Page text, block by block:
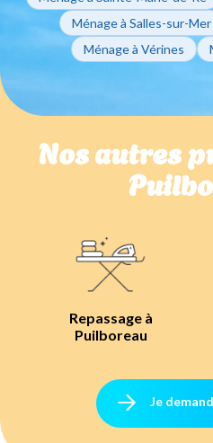
Ménage à Salles-sur-Mer
Ménage à Vérines
Nos autres
Repassage à
Puilboreau
Je